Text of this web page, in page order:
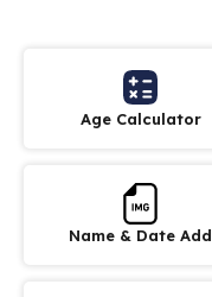
Age Calculator
Name & Date Add